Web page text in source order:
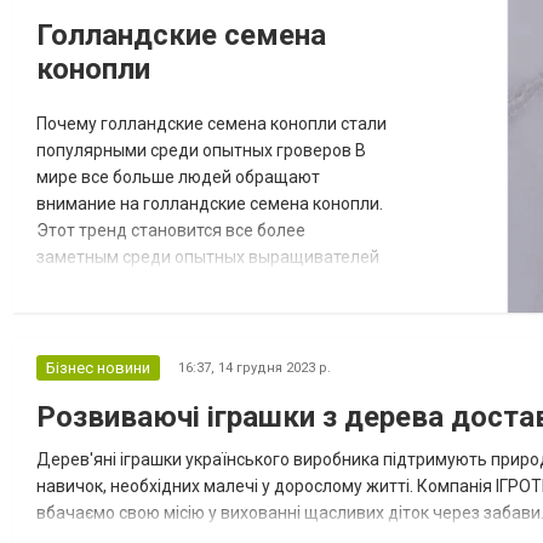
фреза різних виді...
Голландские семена
конопли
Почему голландские семена конопли стали
популярными среди опытных гроверов В
мире все больше людей обращают
внимание на голландские семена конопли.
Этот тренд становится все более
заметным среди опытных выращивателей
Выбор семян - первый и ключевой шаг к
семена конопли известны своим высоким
Бізнес новини 16:37, 14 грудня 2023 р.
Розвиваючі іграшки з дерева
Дерев'яні іграшки українського виробника підтримують
навичок, необхідних малечі у дорослому житті. Компанія
вбачаємо свою місію у вихованні щасливих діток через